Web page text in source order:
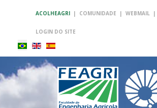
ACOLHEAGRI | COMUNIDADE | WEBMAIL |
LOGIN DO SITE